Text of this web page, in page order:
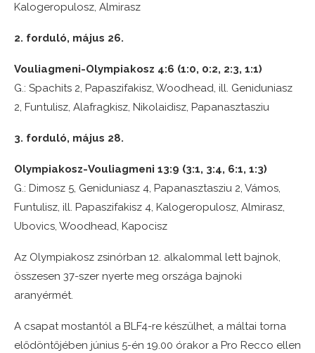
Kalogeropulosz, Almirasz
2. forduló, május 26.
Vouliagmeni-Olympiakosz 4:6 (1:0, 0:2, 2:3, 1:1)
G.: Spachits 2, Papaszifakisz, Woodhead, ill. Geniduniasz
2, Funtulisz, Alafragkisz, Nikolaidisz, Papanasztasziu
3. forduló, május 28.
Olympiakosz-Vouliagmeni 13:9 (3:1, 3:4, 6:1, 1:3)
G.: Dimosz 5, Geniduniasz 4, Papanasztasziu 2, Vámos,
Funtulisz, ill. Papaszifakisz 4, Kalogeropulosz, Almirasz,
Ubovics, Woodhead, Kapocisz
Az Olympiakosz zsinórban 12. alkalommal lett bajnok,
összesen 37-szer nyerte meg országa bajnoki
aranyérmét.
A csapat mostantól a BLF4-re készülhet, a máltai torna
elődöntőjében június 5-én 19.00 órakor a Pro Recco ellen